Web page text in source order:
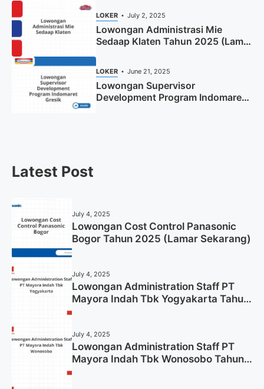
LOKER July 2, 2025
Lowongan Administrasi Mie
Sedaap Klaten Tahun 2025 (Lamar
LOKER June 21, 2025
Lowongan Supervisor
Development Program Indomaret
Latest Post
July 4, 2025
Lowongan Cost Control Panasonic
Bogor Tahun 2025 (Lamar Sekarang)
July 4, 2025
Lowongan Administration Staff PT
Mayora Indah Tbk Yogyakarta Tahun
July 4, 2025
Lowongan Administration Staff PT
Mayora Indah Tbk Wonosobo Tahun